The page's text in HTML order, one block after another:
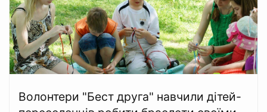
Волонтери "Бест друга" навчили дітей-